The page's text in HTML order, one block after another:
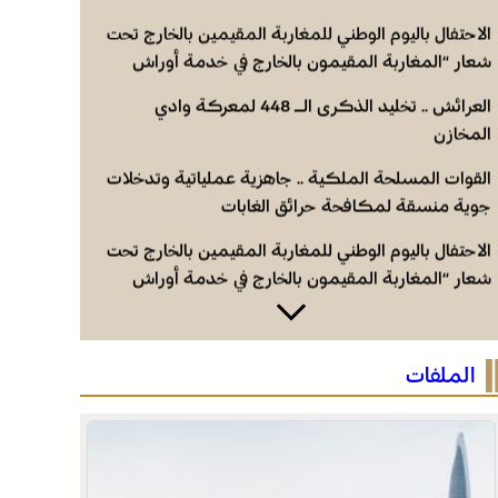
الاحتفال باليوم الوطني للمغاربة المقيمين بالخارج تحت
شعار “المغاربة المقيمون بالخارج في خدمة أوراش
العرائش .. تخليد الذكرى الـ 448 لمعركة وادي
المخازن
القوات المسلحة الملكية .. جاهزية عملياتية وتدخلات
جوية منسقة لمكافحة حرائق الغابات
الاحتفال باليوم الوطني للمغاربة المقيمين بالخارج تحت
شعار “المغاربة المقيمون بالخارج في خدمة أوراش
الاحتفال باليوم الوطني للمغاربة المقيمين بالخارج تحت
المغرب 2030”
العرائش .. تخليد الذكرى الـ 448 لمعركة وادي
القوات المسلحة الملكية .. جاهزية عملياتية وتدخلات
الملفات